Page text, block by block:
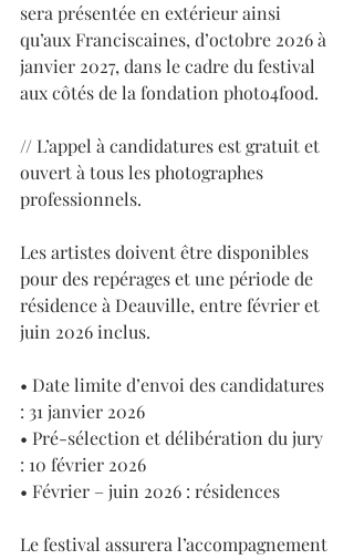
sera présentée en extérieur ainsi
qu’aux Franciscaines, d’octobre 2026 à
janvier 2027, dans le cadre du festival
aux côtés de la fondation photo4food.
// L’appel à candidatures est gratuit et
ouvert à tous les photographes
professionnels.
Les artistes doivent être disponibles
pour des repérages et une période de
résidence à Deauville, entre février et
juin 2026 inclus.
• Date limite d’envoi des candidatures
: 31 janvier 2026
• Pré-sélection et délibération du jury
: 10 février 2026
• Février – juin 2026 : résidences
Le festival assurera l’accompagnement